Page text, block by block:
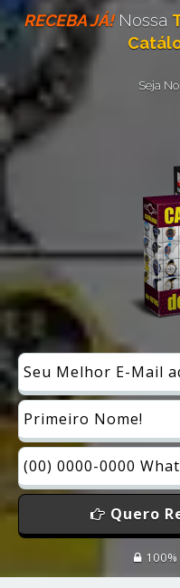
RECEBA JÁ!Nossa
Seja
Quero